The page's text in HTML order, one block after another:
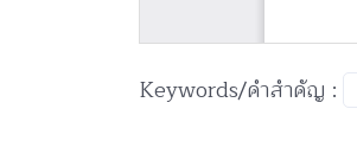
Keywords/คำสำคัญ :